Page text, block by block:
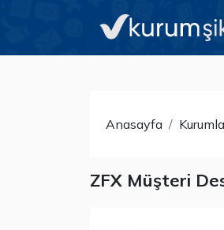
Anasayfa
ZFX Müşteri